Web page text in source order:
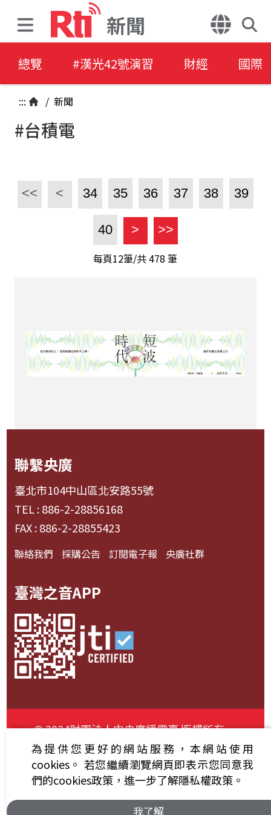
新聞
總覽 #漢光42號演習 財經 國際
::: / 新聞
#台積電
<< < 34 35 36 37 38 39
40 > >>
每頁12筆/共478 筆
聯繫央廣
臺北市104中山區北安路55號
TEL : 886-2-28856168
FAX : 886-2-28855423
聯絡我們 採購公告 訂閱電子報 央廣社群
臺灣之音APP
© 2024財團法人中央廣播電臺 版權所有
資通安全政策聲明
服務條款 隱私權條款
為提供您更好的網站服務，本網站使用
cookies。 若您繼續瀏覽網頁即表示您同意我
們的cookies政策，進一步了解隱私權政策。
我了解